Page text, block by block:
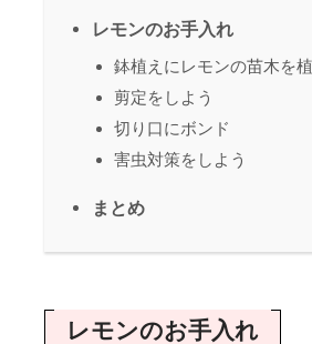
レモンのお手入れ
鉢植えにレモンの苗木を
剪定をしよう
切り口にボンド
害虫対策をしよう
まとめ
レモンのお手入れ